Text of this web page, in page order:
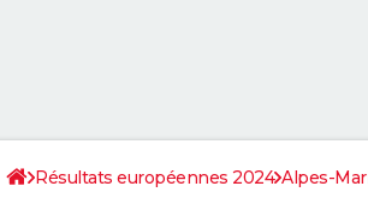
Résultats européennes 2024 Alpes-